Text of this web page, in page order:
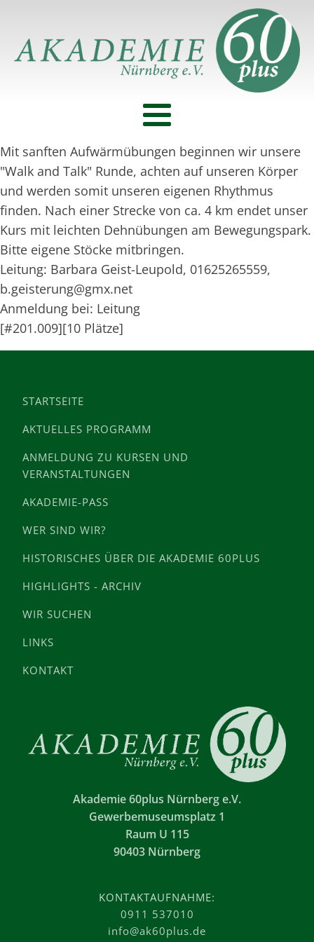
Mit sanften Aufwärmübungen beginnen wir unsere
"Walk and Talk" Runde, achten auf unseren Körper
und werden somit unseren eigenen Rhythmus
finden. Nach einer Strecke von ca. 4 km endet unser
Kurs mit leichten Dehnübungen am Bewegungspark.
Bitte eigene Stöcke mitbringen.
Leitung: Barbara Geist-Leupold, 01625265559,
b.geisterung@gmx.net
Anmeldung bei: Leitung
[#201.009][10 Plätze]
STARTSEITE
AKTUELLES PROGRAMM
ANMELDUNG ZU KURSEN UND
VERANSTALTUNGEN
AKADEMIE-PASS
WER SIND WIR?
HISTORISCHES ÜBER DIE AKADEMIE 60PLUS
HIGHLIGHTS - ARCHIV
WIR SUCHEN
LINKS
KONTAKT
Akademie 60plus Nürnberg e.V.
Gewerbemuseumsplatz 1
Raum U 115
90403 Nürnberg
KONTAKTAUFNAHME:
0911 537010
info@ak60plus.de